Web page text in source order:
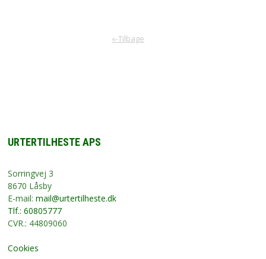
«-Tilbage
URTERTILHESTE APS
Sorringvej 3
8670 Låsby
E-mail: mail@urtertilheste.dk
Tlf.: 60805777
CVR.: 44809060
Cookies